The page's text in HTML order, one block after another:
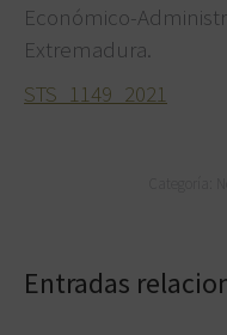
Económico-
Extremadura.
STS_1149_2021
Entradas